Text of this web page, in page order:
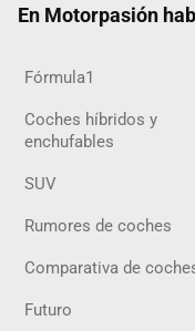
En Motorpasión
Fórmula1
Coches híbridos y
enchufables
SUV
Rumores de coches
Comparativa de
Futuro